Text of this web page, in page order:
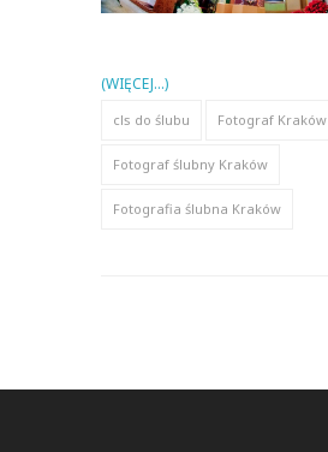
(WIĘCEJ…)
cls do ślubu Fotograf Kraków
Fotograf ślubny Kraków
Fotografia ślubna Kraków